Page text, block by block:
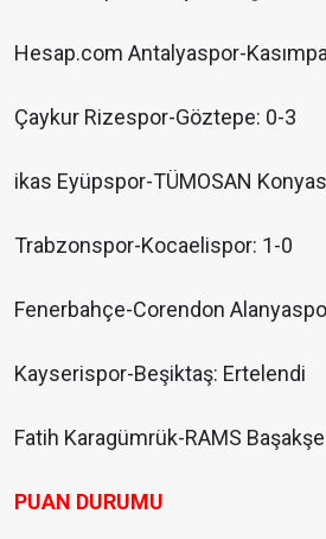
Hesap.com Antalyaspor-
Çaykur Rizespor-Göztepe: 0-3
ikas Eyüpspor-TÜMOSAN
Trabzonspor-Kocaelispor: 1-0
Fenerbahçe-Corendon
Kayserispor-Beşiktaş: Ertelendi
Fatih Karagümrük-RAMS
PUAN DURUMU